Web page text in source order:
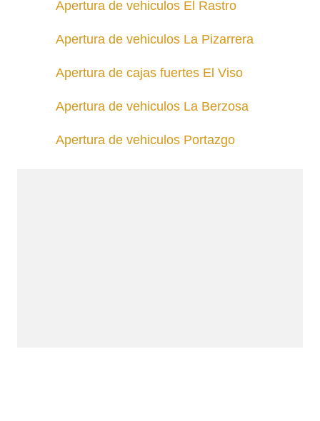
Apertura de vehiculos El Rastro
Apertura de vehiculos La Pizarrera
Apertura de cajas fuertes El Viso
Apertura de vehiculos La Berzosa
Apertura de vehiculos Portazgo